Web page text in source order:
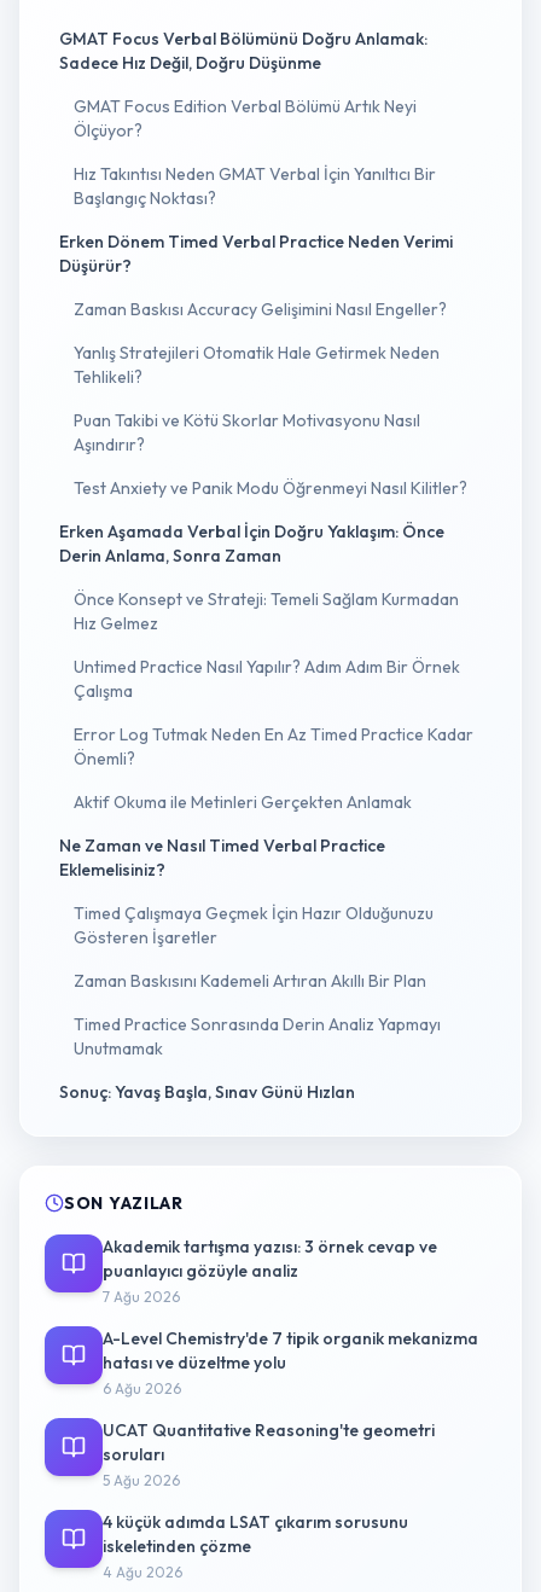
GMAT Focus Verbal Bölümünü Doğru Anlamak:
Sadece Hız Değil, Doğru Düşünme
GMAT Focus Edition Verbal Bölümü Artık Neyi
Ölçüyor?
Hız Takıntısı Neden GMAT Verbal İçin Yanıltıcı Bir
Başlangıç Noktası?
Erken Dönem Timed Verbal Practice Neden Verimi
Düşürür?
Zaman Baskısı Accuracy Gelişimini Nasıl Engeller?
Yanlış Stratejileri Otomatik Hale Getirmek Neden
Tehlikeli?
Puan Takibi ve Kötü Skorlar Motivasyonu Nasıl
Aşındırır?
Test Anxiety ve Panik Modu Öğrenmeyi Nasıl Kilitler?
Erken Aşamada Verbal İçin Doğru Yaklaşım: Önce
Derin Anlama, Sonra Zaman
Önce Konsept ve Strateji: Temeli Sağlam Kurmadan
Hız Gelmez
Untimed Practice Nasıl Yapılır? Adım Adım Bir Örnek
Çalışma
Error Log Tutmak Neden En Az Timed Practice Kadar
Önemli?
Aktif Okuma ile Metinleri Gerçekten Anlamak
Ne Zaman ve Nasıl Timed Verbal Practice
Eklemelisiniz?
Timed Çalışmaya Geçmek İçin Hazır Olduğunuzu
Gösteren İşaretler
Zaman Baskısını Kademeli Artıran Akıllı Bir Plan
Timed Practice Sonrasında Derin Analiz Yapmayı
Unutmamak
Sonuç: Yavaş Başla, Sınav Günü Hızlan
SON YAZILAR
Akademik tartışma yazısı: 3 örnek cevap ve
puanlayıcı gözüyle analiz
7 Ağu 2026
A-Level Chemistry'de 7 tipik organik mekanizma
hatası ve düzeltme yolu
6 Ağu 2026
UCAT Quantitative Reasoning'te geometri
soruları
5 Ağu 2026
4 küçük adımda LSAT çıkarım sorusunu
iskeletinden çözme
4 Ağu 2026